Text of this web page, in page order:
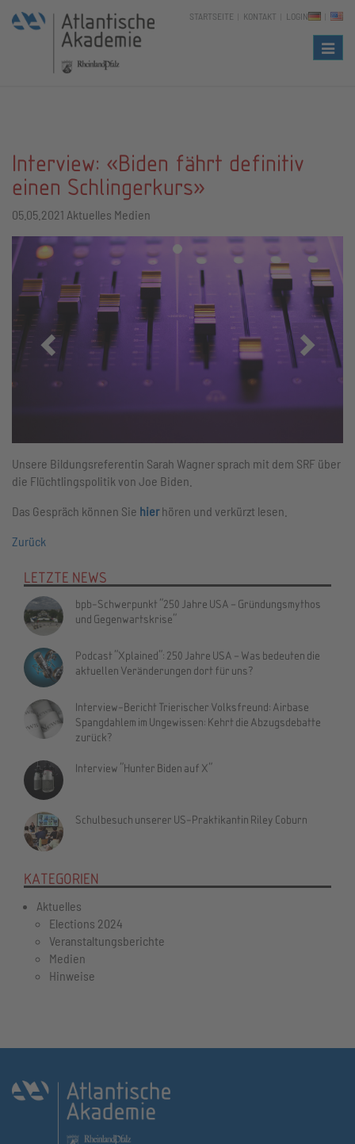
STARTSEITE KONTAKT LOGIN
Interview: «Biden fährt definitiv
einen Schlingerkurs»
05.05.2021 Aktuelles Medien
Zurück Vor
Unsere Bildungsreferentin Sarah Wagner sprach mit dem SRF über
die Flüchtlingspolitik von Joe Biden.
Das Gespräch können Sie hierhören und verkürzt lesen.
Zurück
LETZTE NEWS
bpb-Schwerpunkt "250 Jahre USA – Gründungsmythos
und Gegenwartskrise"
Podcast "Xplained": 250 Jahre USA – Was bedeuten die
aktuellen Veränderungen dort für uns?
Interview-Bericht Trierischer Volksfreund: Airbase
Spangdahlem im Ungewissen: Kehrt die Abzugsdebatte
zurück?
Interview "Hunter Biden auf X"
Schulbesuch unserer US-Praktikantin Riley Coburn
KATEGORIEN
Aktuelles
Elections 2024
Veranstaltungsberichte
Medien
Hinweise